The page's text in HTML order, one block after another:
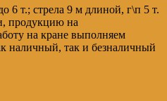
6 т.; стрела 9 м длиной, г\п 5 т.
продукцию на
на кране выполняем
наличный, так и безналичный